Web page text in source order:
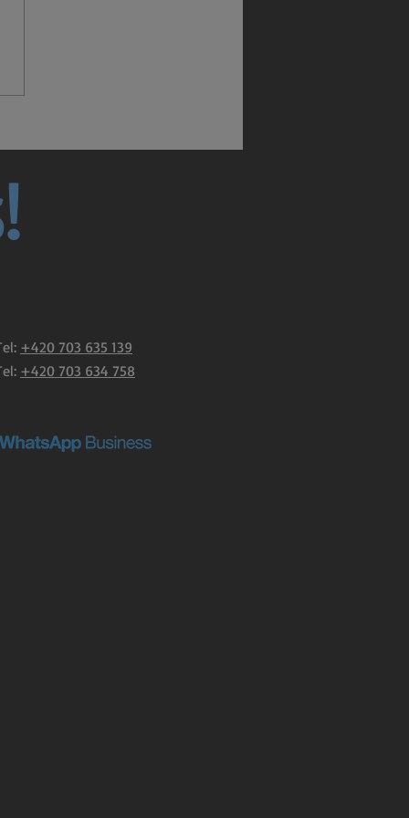
+420 703 635 139
+420 703 634 758